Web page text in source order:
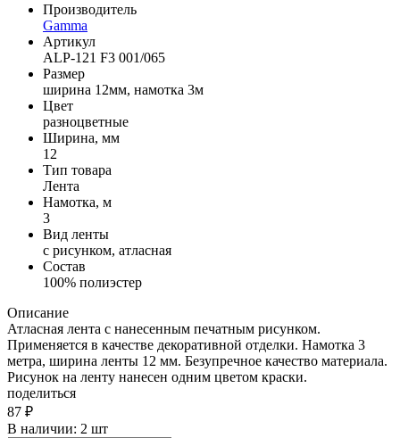
Производитель
Gamma
Артикул
ALP-121 F3 001/065
Размер
ширина 12мм, намотка 3м
Цвет
разноцветные
Ширина, мм
12
Тип товара
Лента
Намотка, м
3
Вид ленты
с рисунком, атласная
Состав
100% полиэстер
Описание
Атласная лента с нанесенным печатным рисунком.
Применяется в качестве декоративной отделки. Намотка 3
метра, ширина ленты 12 мм. Безупречное качество материала.
Рисунок на ленту нанесен одним цветом краски.
поделиться
87 ₽
В наличии: 2 шт